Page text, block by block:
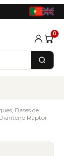
0
Bases de
Raptor